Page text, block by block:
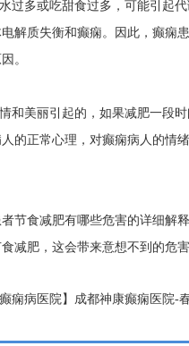
过多或吃甜食过多，可能引起
解质失衡和癫痫。因此，癫痫
。
和美丽引起的，如果减肥一段
的正常心理，对癫痫病人的情
节食减肥有哪些危害的详细解
减肥，这会带来意想不到的危
癫痫病医院】成都神康癫痫医院-